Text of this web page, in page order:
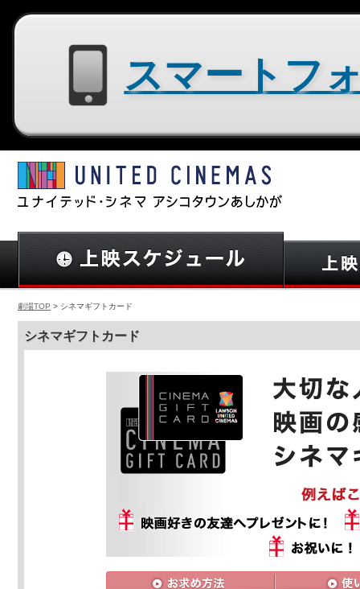
劇場TOP > シネマギフトカード
シネマギフトカード